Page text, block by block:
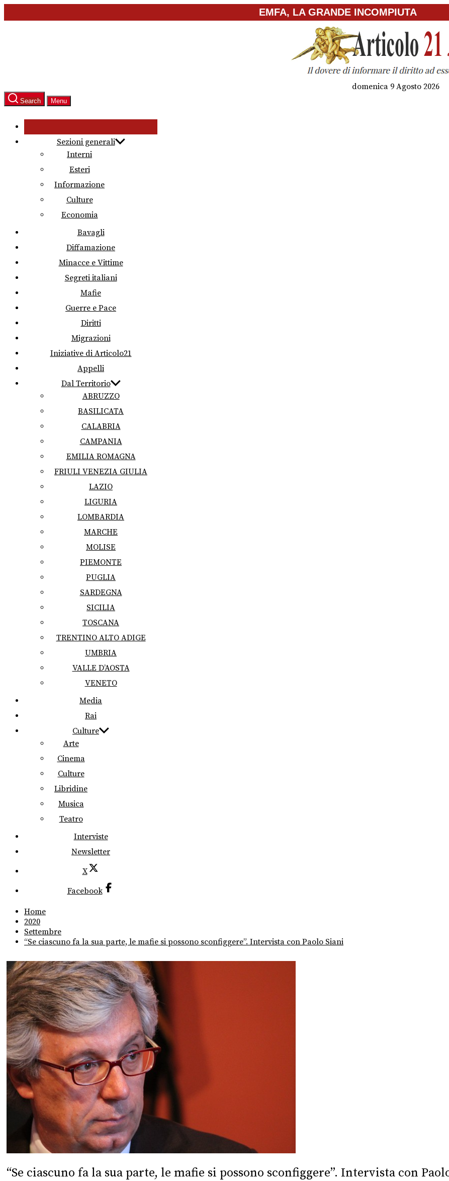
to
EMFA, LA GRANDE INCOMPIUTA
domenica 9 Agosto 2026
Search Menu
Sezioni generali
Interni
Esteri
Informazione
Culture
Economia
Bavagli
Diffamazione
Minacce e Vittime
Segreti italiani
Mafie
Guerre e Pace
Diritti
Migrazioni
Iniziative di Articolo21
Appelli
Dal Territorio
ABRUZZO
BASILICATA
CALABRIA
CAMPANIA
EMILIA ROMAGNA
FRIULI VENEZIA GIULIA
LAZIO
LIGURIA
LOMBARDIA
MARCHE
MOLISE
PIEMONTE
PUGLIA
SARDEGNA
SICILIA
TOSCANA
TRENTINO ALTO ADIGE
UMBRIA
VALLE D’AOSTA
VENETO
Media
Rai
Culture
Arte
Cinema
Culture
Libridine
Musica
Teatro
Interviste
Newsletter
X
Facebook
Home
2020
Settembre
“Se ciascuno fa la sua parte, le mafie si possono sconfiggere”. Intervista con Paolo Siani
“Se ciascuno fa la sua parte, le mafie si possono sconfiggere”. Intervista con